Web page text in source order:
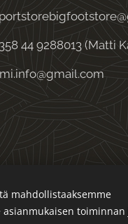
44 9288013 (Matti
Evästeet
Kielet
mahdollistaaksemme
asianmukaisen toiminnan